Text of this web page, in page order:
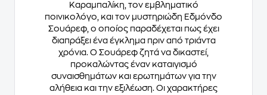
Καραμπαλίκη, τον εμβληματικό
ποινικολόγο, και τον μυστηριώδη Εδμόνδο
Σουάρεφ, ο οποίος παραδέχεται πως έχει
διαπράξει ένα έγκλημα πριν από τριάντα
χρόνια. Ο Σουάρεφ ζητά να δικαστεί,
προκαλώντας έναν καταιγισμό
συναισθημάτων και ερωτημάτων για την
αλήθεια και την εξιλέωση. Οι χαρακτήρες